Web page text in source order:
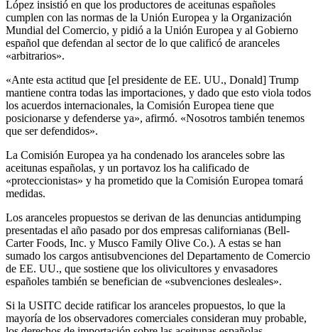
López insistió en que los productores de aceitunas españoles
cumplen con las normas de la Unión Europea y la Organización
Mundial del Comercio, y pidió a la Unión Europea y al Gobierno
español que defendan al sector de lo que calificó de aranceles
«arbitrarios».
«Ante esta actitud que [el presidente de EE. UU., Donald] Trump
mantiene contra todas las importaciones, y dado que esto viola todos
los acuerdos internacionales, la Comisión Europea tiene que
posicionarse y defenderse ya», afirmó. «Nosotros también tenemos
que ser defendidos».
La Comisión Europea ya ha condenado los aranceles sobre las
aceitunas españolas, y un portavoz los ha calificado de
«proteccionistas» y ha prometido que la Comisión Europea tomará
medidas.
Los aranceles propuestos se derivan de las denuncias antidumping
presentadas el año pasado por dos empresas californianas (Bell-
Carter Foods, Inc. y Musco Family Olive Co.). A estas se han
sumado los cargos antisubvenciones del Departamento de Comercio
de EE. UU., que sostiene que los olivicultores y envasadores
españoles también se benefician de «subvenciones desleales».
Si la USITC decide ratificar los aranceles propuestos, lo que la
mayoría de los observadores comerciales consideran muy probable,